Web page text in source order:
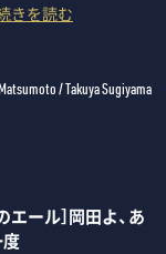
きを読む
/ Takuya Sugiyama
エール］岡田よ、あ